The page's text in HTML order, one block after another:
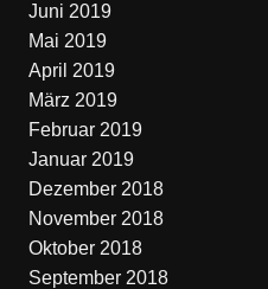
Juni 2019
Mai 2019
April 2019
März 2019
Februar 2019
Januar 2019
Dezember 2018
November 2018
Oktober 2018
September 2018